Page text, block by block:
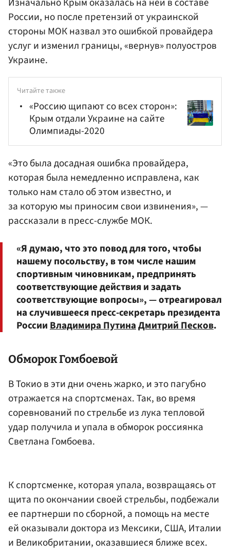
России, но после претензий от украинской
стороны МОК назвал это ошибкой провайдера
услуг и изменил границы, «вернув» полуостров
Украине.
Читайте также
«Россию щипают со всех сторон»:
Крым отдали Украине на сайте
Олимпиады-2020
«Это была досадная ошибка провайдера,
которая была немедленно исправлена, как
только нам стало об этом известно, и
за которую мы приносим свои извинения», —
рассказали в пресс-службе МОК.
«Я думаю, что это повод для того, чтобы
нашему посольству, в том числе нашим
спортивным чиновникам, предпринять
соответствующие действия и задать
соответствующие вопросы», — отреагировал
на случившееся пресс-секретарь президента
РоссииВладимира ПутинаДмитрий Песков.
Обморок Гомбоевой
В Токио в эти дни очень жарко, и это пагубно
отражается на спортсменах. Так, во время
соревнований по стрельбе из лука тепловой
удар получила и упала в обморок россиянка
Светлана Гомбоева.
К спортсменке, которая упала, возвращаясь от
щита по окончании своей стрельбы, подбежали
ее партнерши по сборной, а помощь на месте
ей оказывали доктора из Мексики, США, Италии
и Великобритании, оказавшиеся ближе всех.